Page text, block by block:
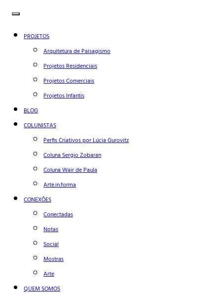
PROJETOS
Arquitetura de Paisagismo
Projetos Residenciais
Projetos Comerciais
Projetos Infantis
BLOG
COLUNISTAS
Perfis Criativos por Lúcia Gurovitz
Coluna Sergio Zobaran
Coluna Wair de Paula
Arte.in.forma
CONEXÕES
Conectadas
Notas
Social
Mostras
Arte
QUEM SOMOS